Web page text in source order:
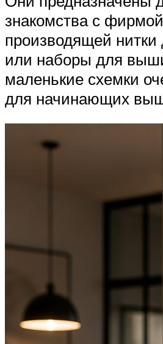
знакомства с
производящей
или наборы для
маленькие схемки
для начинающих